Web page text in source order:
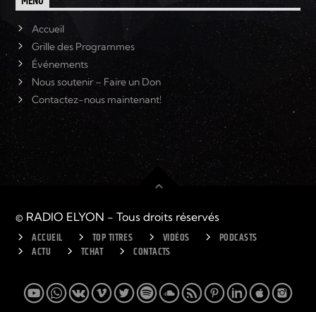
Accueil
Grille des Programmes
Événements
Nous soutenir – Faire un Don
Contactez-nous maintenant!
© RADIO ELYON - Tous droits réservés
ACCUEIL TOP TITRES VIDÉOS
PODCASTS
ACTU
TCHAT CONTACTS